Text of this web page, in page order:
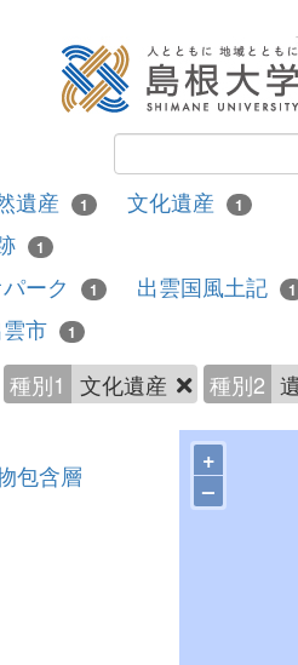
遺産 1 文化遺産 1
1
ーク 1 出雲国風土記 1
市 1
種別1 文化遺産 種別2
包含層
+
–